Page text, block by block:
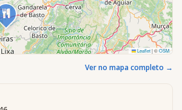
Leaflet|©OSM
Ver no mapa completo →